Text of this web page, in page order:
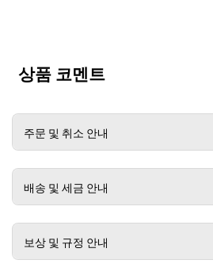
상품 코멘트
주문 및 취소 안내
배송 및 세금 안내
보상 및 규정 안내